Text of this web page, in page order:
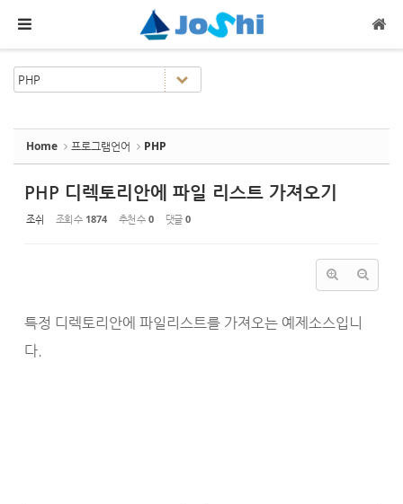
Home 프로그램언어 PHP
PHP 디렉토리안에 파일 리스트 가져오기
조쉬 조회 수 1874 추천 수 0 댓글 0
특정 디렉토리안에 파일리스트를 가져오는 예제소스입니
다.